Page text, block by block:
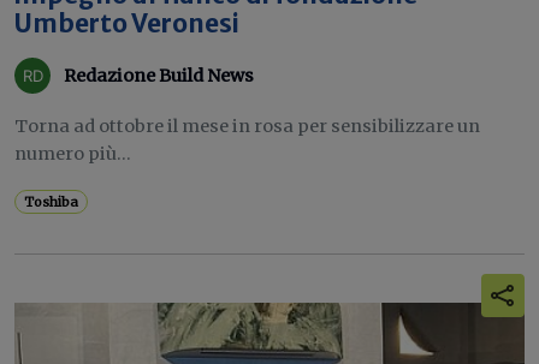
Umberto Veronesi
Redazione Build News
Torna ad ottobre il mese in rosa per sensibilizzare un
numero più...
Toshiba